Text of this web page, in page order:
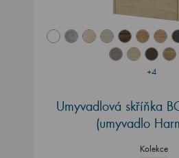
+4
Umyvadlová skříňka
(umyvadlo
Kolekce